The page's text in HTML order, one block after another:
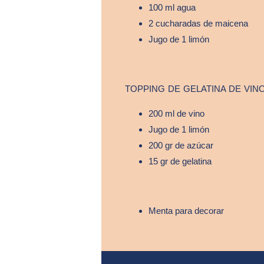
100 ml agua
2 cucharadas de maicena
Jugo de 1 limón
TOPPING DE GELATINA DE
200 ml de vino
Jugo de 1 limón
200 gr de azúcar
15 gr de gelatina
Menta para decorar